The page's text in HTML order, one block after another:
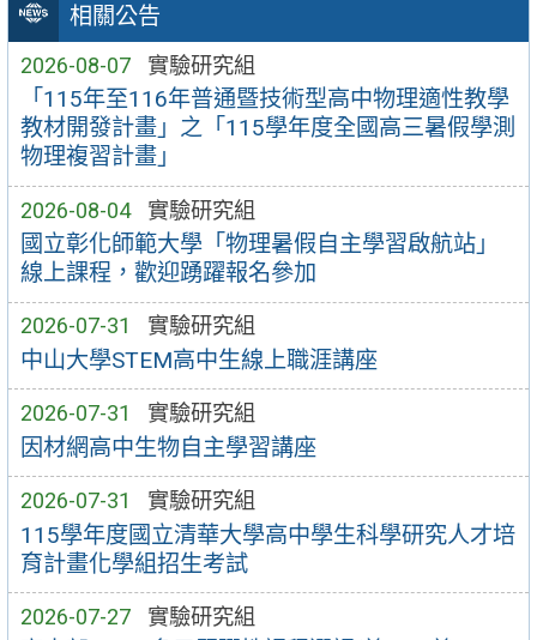
相關公告
2026-08-07 實驗研究組
「115年至116年普通暨技術型高中物理適性教學
教材開發計畫」之「115學年度全國高三暑假學測
物理複習計畫」
2026-08-04 實驗研究組
國立彰化師範大學「物理暑假自主學習啟航站」
線上課程，歡迎踴躍報名參加
2026-07-31 實驗研究組
中山大學STEM高中生線上職涯講座
2026-07-31 實驗研究組
因材網高中生物自主學習講座
2026-07-31 實驗研究組
115學年度國立清華大學高中學生科學研究人才培
育計畫化學組招生考試
2026-07-27 實驗研究組